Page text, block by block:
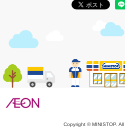
Copyright © MINISTOP. All